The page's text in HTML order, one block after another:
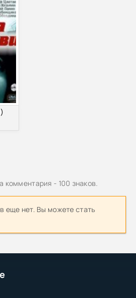
- 100 знаков.
еще нет. Вы можете стать